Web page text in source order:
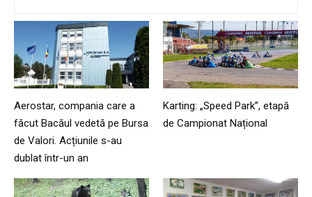
Aerostar, compania care a
făcut Bacăul vedetă pe Bursa
de Valori. Acțiunile s-au
dublat într-un an
Karting: „Speed Park”, etapă
de Campionat Național